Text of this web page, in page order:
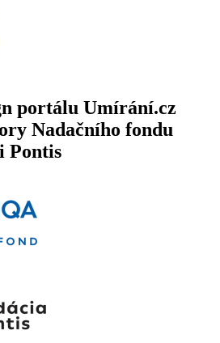
portálu Umírání.cz
Nadačního fondu
Pontis